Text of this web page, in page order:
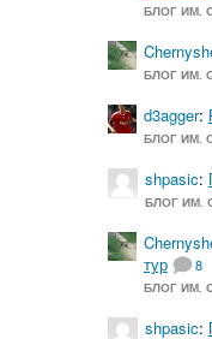
БЛОГ ИМ.
БЛОГ ИМ.
d3agger:
БЛОГ ИМ.
shpasic:
БЛОГ ИМ.
тур
8
БЛОГ ИМ.
shpasic: